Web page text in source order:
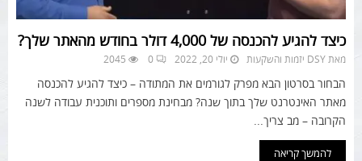
כיצד להגיע להכנסה של 4,000 דולר בחודש מהאתר שלך?
מאתDSY יזמות והשקעות יולי 20, 2022 0
2045
הבחור בסרטון הבא מפרק לגורמים את המתודה – כיצד להגיע להכנסה
מאתר האינטרנט שלך בתוך שנה? מבחינת מספרים ותוכנית עבודה לשנה
הקרובה – מב צריך...
להמשך קריאה